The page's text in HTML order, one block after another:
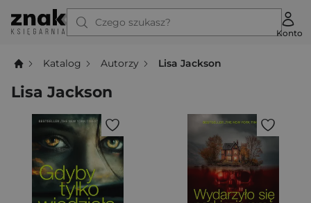
Czego szukasz?
Konto
Katalog Autorzy Lisa Jackson
Lisa Jackson